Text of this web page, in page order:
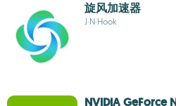
旋风加速器
J·N·Hook
NVIDIA GeForce